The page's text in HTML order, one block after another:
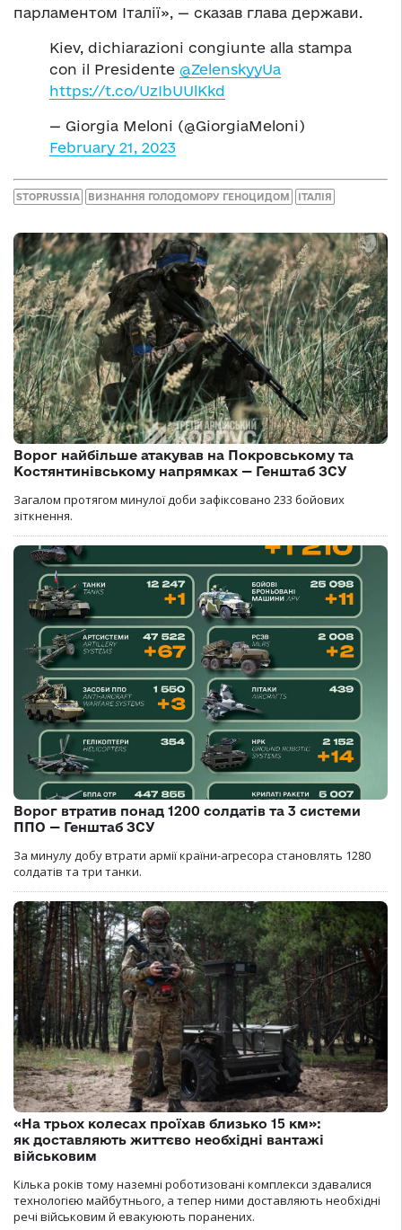
парламентом Італії», — сказав глава держави.
Kiev, dichiarazioni congiunte alla stampa
con il Presidente @ZelenskyyUa
https://t.co/UzIbUUlKkd
— Giorgia Meloni (@GiorgiaMeloni)
February 21, 2023
STOPRUSSIA ВИЗНАННЯ ГОЛОДОМОРУ ГЕНОЦИДОМ ІТАЛІЯ
Ворог найбільше атакував на Покровському та
Костянтинівському напрямках — Генштаб ЗСУ
Загалом протягом минулої доби зафіксовано 233 бойових
зіткнення.
Ворог втратив понад 1200 солдатів та 3 системи
ППО — Генштаб ЗСУ
За минулу добу втрати армії країни-агресора становлять 1280
солдатів та три танки.
«На трьох колесах проїхав близько 15 км»:
як доставляють життєво необхідні вантажі
військовим
Кілька років тому наземні роботизовані комплекси здавалися
технологією майбутнього, а тепер ними доставляють необхідні
речі військовим й евакуюють поранених.